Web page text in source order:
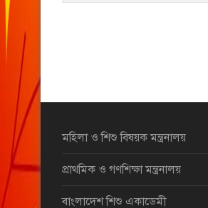
মহিলা ও শিশু বিষয়ক মন্ত্রনালয়
প্রাথমিক ও গণশিক্ষা মন্ত্রনালয়
বাংলাদেশ শিশু একাডেমী